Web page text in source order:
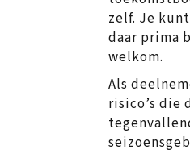
zelf. Je
daar prima
welkom.
Als
risico’s die